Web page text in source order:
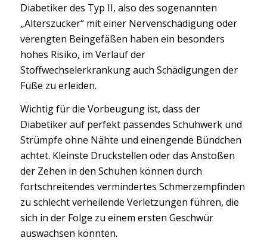
Diabetiker des Typ II, also des sogenannten
„Alterszucker“ mit einer Nervenschädigung oder
verengten Beingefäßen haben ein besonders
hohes Risiko, im Verlauf der
Stoffwechselerkrankung auch Schädigungen der
Füße zu erleiden.
Wichtig für die Vorbeugung ist, dass der
Diabetiker auf perfekt passendes Schuhwerk und
Strümpfe ohne Nähte und einengende Bündchen
achtet. Kleinste Druckstellen oder das Anstoßen
der Zehen in den Schuhen können durch
fortschreitendes vermindertes Schmerzempfinden
zu schlecht verheilende Verletzungen führen, die
sich in der Folge zu einem ersten Geschwür
auswachsen könnten.